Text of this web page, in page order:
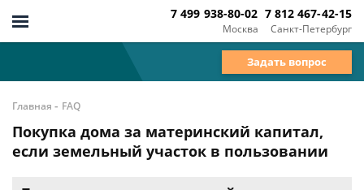
Москва
7 499 938-80-02
Санкт-Петербург
7 812 467-42-15
Задать вопрос
Главная - FAQ
Покупка дома за материнский капитал,
если земельный участок в пользовании